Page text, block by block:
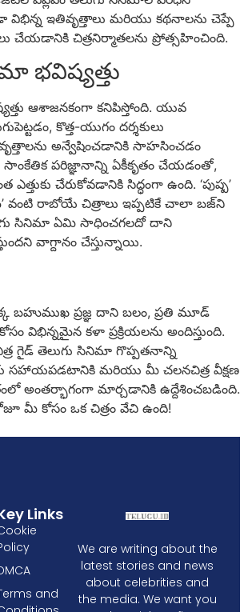
విభిన్న ఇతివృత్తాలు మరియు కథనాలను చెప్పే
చేయడానికి చిత్రనిర్మాతలను ప్రోత్సహించింది.
భవిష్యత్తు
ఆశాజనకంగా కనిపిస్తోంది. యువ
కొత్త-యుగం దర్శకులు
అన్వేషించడానికి సాహసించడం
పరిజ్ఞానాన్ని ఏకీకృతం చేయడంతో,
చేరుకోవడానికి సిద్ధంగా ఉంది. ‘పుష్ప’
వంటి రాబోయే చిత్రాలు ఇప్పటికే చాలా బజ్‌ని
సినిమా ఏమి సాధించగలదో దాని
వాగ్దానం చేస్తున్నాయి.
ప్రజ్ఞ దాని బలం, ప్రతి మూడ్
విభిన్నమైన కళా ప్రక్రియలను అందిస్తుంది.
గైడ్ తెలుగు సినిమా గొప్పతనాన్ని
సహాయపడటానికి మరియు మీ చలనచిత్ర వీక్షణ
అంతర్భాగంగా మార్చడానికి ఉద్దేశించబడింది.
మీ కోసం ఒక చిత్రం వేచి ఉంది!
We are writing about the
latest stories and news
about celebrities and
the media. We want you
Links
and